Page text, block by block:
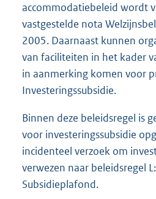
accommodatiebeleid wordt
vastgestelde nota
2005. Daarnaast kunnen
van faciliteiten in het kader
in aanmerking komen voor
Investeringssubsidie.
Binnen deze beleidsregel is
voor investeringssubsidie
incidenteel verzoek om
verwezen naar beleidsregel
Subsidieplafond.